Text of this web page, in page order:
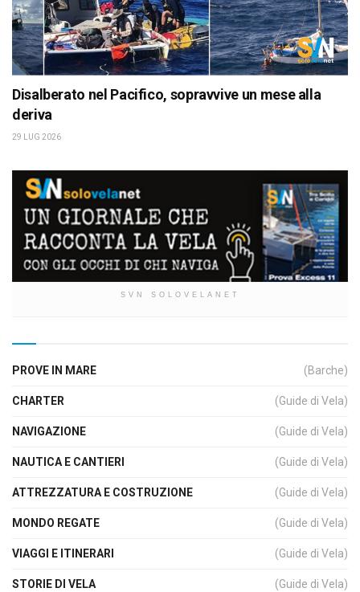
Disalberato nel Pacifico, sopravvive un mese alla
deriva
29 LUG 2026
SVN SOLOVELANET
PROVE IN MARE (Barche)
CHARTER (Guide di Vela)
NAVIGAZIONE (Guide di Vela)
NAUTICA E CANTIERI (Guide di Vela)
ATTREZZATURA E COSTRUZIONE (Guide di Vela)
MONDO REGATE (Guide di Vela)
VIAGGI E ITINERARI (Guide di Vela)
STORIE DI VELA (Guide di Vela)